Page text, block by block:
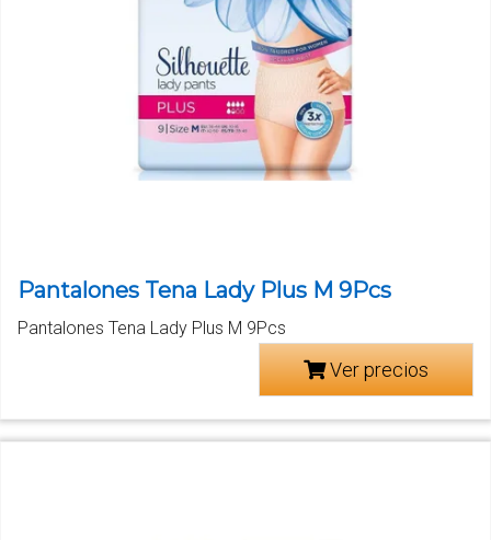
Pantalones Tena Lady Plus M 9Pcs
Pantalones Tena Lady Plus M 9Pcs
Ver precios